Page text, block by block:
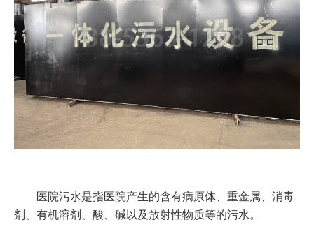
医院污水是指医院产生的含有病原体、重金属、消毒
剂、有机溶剂、酸、碱以及放射性物质等的污水。